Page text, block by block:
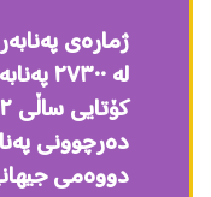
دەرچوونی
دووەمی